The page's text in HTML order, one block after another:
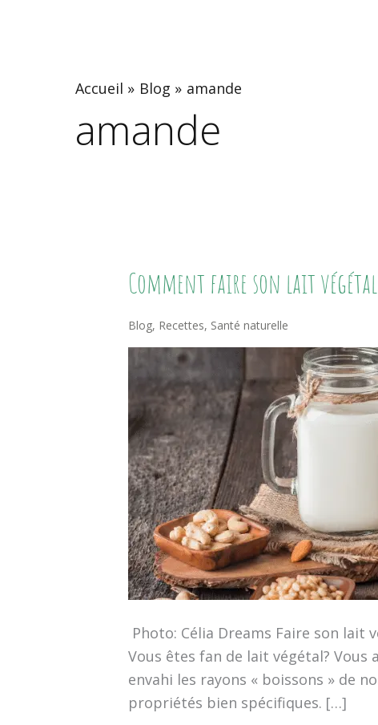
Accueil Blog amande
amande
Comment faire son lait
Blog, Recettes, Santé naturelle
Photo: Célia Dreams Faire son
Vous êtes fan de lait végétal?
envahi les rayons « boissons » de
propriétés bien spécifiques. […]
Comment
Faire
Son
Lait
Végétal
D’amande
Maison?
(Recette
Et
Variantes
Originales)